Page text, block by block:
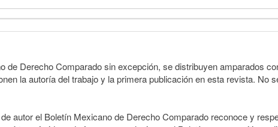
de Derecho Comparado sin excepción, se distribuyen amparados
la autoría del trabajo y la primera publicación en esta revista. No
autor el Boletín Mexicano de Derecho Comparado reconoce y